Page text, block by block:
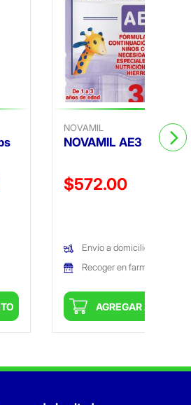
NOVAMIL
NOVAMIL AE3 800G
Precio reducido de
$572.00
Envío a domicilio
Recoger en farmacia
AGREGAR AL